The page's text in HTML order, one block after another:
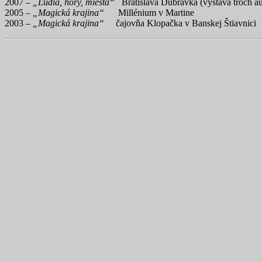
2005 –
„Magická krajina“ Millénium v Martine
2003 –
„Magická krajina“ čajovňa Klopačka v Banskej Štiavnici